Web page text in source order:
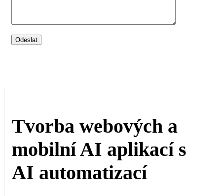
Tvorba webových a
mobilní AI aplikací s
AI automatizací